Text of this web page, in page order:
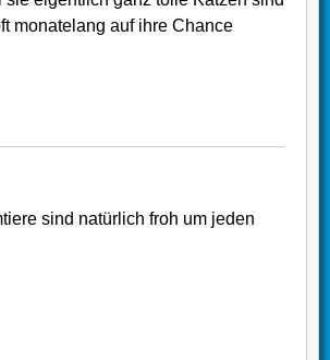
monatelang auf ihre Chance
sind natürlich froh um jeden